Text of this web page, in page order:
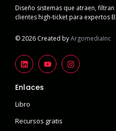
Diseño sistemas que atraen,
clientes high-ticket para expertos
© 2026 Created byArgomediaInc
Enlaces
Libro
Recursos gratis